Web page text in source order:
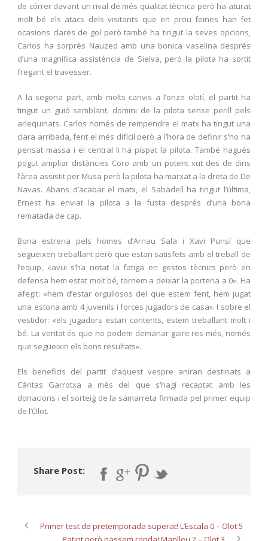
de córrer davant un rival de més qualitat tècnica però ha aturat
molt bé els atacs dels visitants que en prou feines han fet
ocasions clares de gol però també ha tingut la seves opcions,
Carlos ha sorprès Nauzed amb una bonica vaselina després
d’una magnífica assistència de Sielva, però la pilota ha sortit
fregant el travesser.
A la segona part, amb molts canvis a l’onze olotí, el partit ha
tingut un guió semblant, domini de la pilota sense perill pels
arlequinats. Carlos només de rempendre el matx ha tingut una
clara arribada, fent el més difícil però a l’hora de definir s’ho ha
pensat massa i el central li ha pispat la pilota. També hagués
pogut ampliar distàncies Coro amb un potent xut des de dins
l’àrea assistit per Musa però la pilota ha marxat a la dreta de De
Navas. Abans d’acabar el matx, el Sabadell ha tingut l’última,
Ernest ha enviat la pilota a la fusta després d’una bona
rematada de cap.
Bona estrena pels homes d’Arnau Sala i Xaví Punsí que
segueixen treballant però que estan satisfets amb el treball de
l’equip, «avui s’ha notat la fatiga en gestos tècnics però en
defensa hem estat molt bé, tornem a deixar la porteria a 0». Ha
afegit: «hem d’estar orgullosos del que estem fent, hem jugat
una estona amb 4 juvenils i forces jugadors de casa». I sobre el
vestidor: «els jugadors estan contents, estem treballant molt i
bé. La veritat és que no podem demanar gaire res més, només
que segueixin els bons resultats».
Els beneficis del partit d’aquest vespre aniran destinats a
Càritas Garrotxa a més del que s’hagi recaptat amb les
donacions i el sorteig de la samarreta firmada pel primer equip
de l’Olot.
Share Post:
Primer test de pretemporada superat! L’Escala 0 – Olot 5